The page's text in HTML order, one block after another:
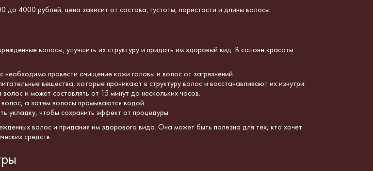
до 4000 рублей, цена зависит от состава, густоты, пористости и длины волосы.
волосы, улучшить их структуру и придать им здоровый вид. В салоне красоты
провести очищение кожи головы и волос от загрязнений.
вещества, которые проникают в структуру волос и восстанавливают их изнутри.
и может составлять от 15 минут до нескольких часов.
а затем волосы промываются водой.
укладку, чтобы сохранить эффект от процедуры.
волос и придания им здорового вида. Она может быть полезна для тех, кто хочет
средств.